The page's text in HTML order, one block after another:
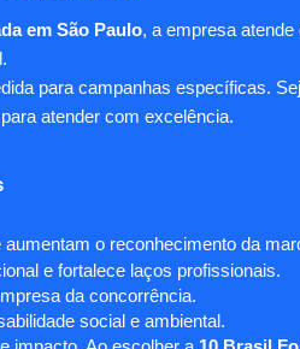
em São Paulo, a empresa
para campanhas específicas.
atender com excelência.
o reconhecimento da
e fortalece laços profissionais.
da concorrência.
social e ambiental.